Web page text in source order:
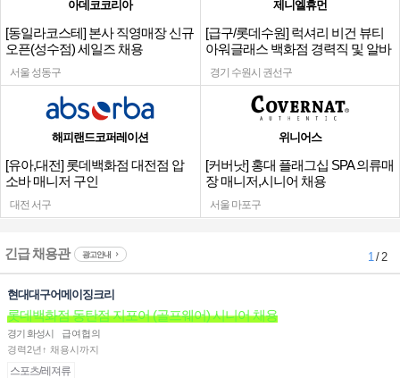
아데코코리아
[동일라코스테] 본사 직영매장 신규
오픈(성수점) 세일즈 채용
서울 성동구
제니엘휴먼
[급구/롯데수원] 럭셔리 비건 뷰티
아워글래스 백화점 경력직 및 알바
채용
경기 수원시 권선구
해피랜드코퍼레이션
[유아,대전] 롯데백화점 대전점 압
소바 매니저 구인
대전 서구
위니어스
[커버낫] 홍대 플래그십 SPA 의류매
장 매니저,시니어 채용
서울 마포구
긴급 채용관 광고안내 1/ 2
현대대구어메이징크리
롯데백화점 동탄점 지포어 (골프웨어) 시니어 채용
경기 화성시
급여협의
경력2년↑ 채용시까지
스포츠/레져류